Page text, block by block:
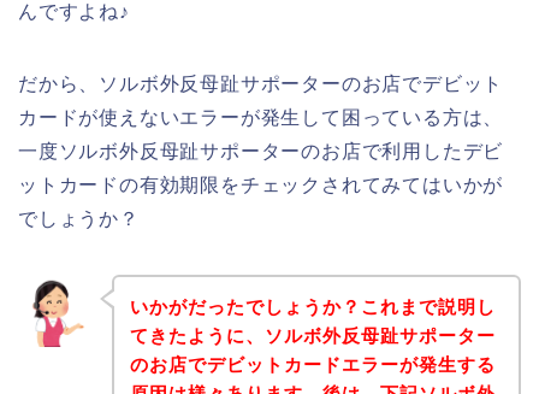
んですよね♪
だから、ソルボ外反母趾サポーターのお店でデビット
カードが使えないエラーが発生して困っている方は、
一度ソルボ外反母趾サポーターのお店で利用したデビ
ットカードの有効期限をチェックされてみてはいかが
でしょうか？
いかがだったでしょうか？これまで説明し
てきたように、ソルボ外反母趾サポーター
のお店でデビットカードエラーが発生する